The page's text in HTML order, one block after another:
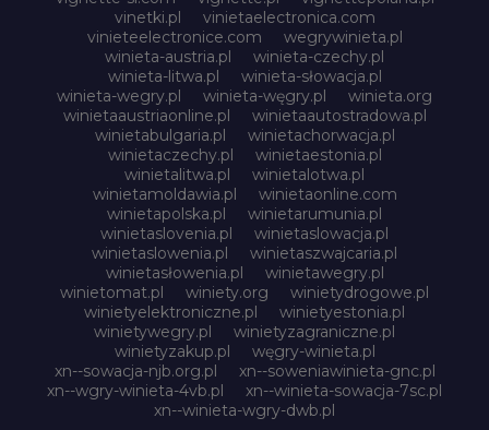
vinetki.pl
vinietaelectronica.com
vinieteelectronice.com
wegrywinieta.pl
winieta-austria.pl
winieta-czechy.pl
winieta-litwa.pl
winieta-słowacja.pl
winieta-wegry.pl
winieta-węgry.pl
winieta.org
winietaaustriaonline.pl
winietaautostradowa.pl
winietabulgaria.pl
winietachorwacja.pl
winietaczechy.pl
winietaestonia.pl
winietalitwa.pl
winietalotwa.pl
winietamoldawia.pl
winietaonline.com
winietapolska.pl
winietarumunia.pl
winietaslovenia.pl
winietaslowacja.pl
winietaslowenia.pl
winietaszwajcaria.pl
winietasłowenia.pl
winietawegry.pl
winietomat.pl
winiety.org
winietydrogowe.pl
winietyelektroniczne.pl
winietyestonia.pl
winietywegry.pl
winietyzagraniczne.pl
winietyzakup.pl
węgry-winieta.pl
xn--sowacja-njb.org.pl
xn--soweniawinieta-gnc.pl
xn--wgry-winieta-4vb.pl
xn--winieta-sowacja-7sc.pl
xn--winieta-wgry-dwb.pl